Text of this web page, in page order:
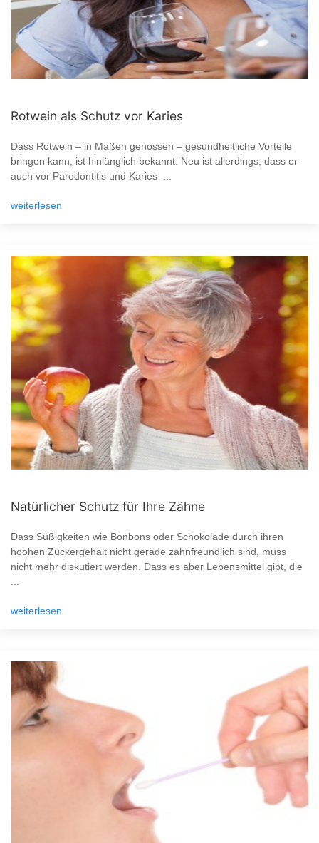
Rotwein als Schutz vor Karies
Dass Rotwein – in Maßen genossen – gesundheitliche Vorteile
bringen kann, ist hinlänglich bekannt. Neu ist allerdings, dass er
auch vor Parodontitis und Karies ...
weiterlesen
Natürlicher Schutz für Ihre Zähne
Dass Süßigkeiten wie Bonbons oder Schokolade durch ihren
hoohen Zuckergehalt nicht gerade zahnfreundlich sind, muss
nicht mehr diskutiert werden. Dass es aber Lebensmittel gibt, die
...
weiterlesen